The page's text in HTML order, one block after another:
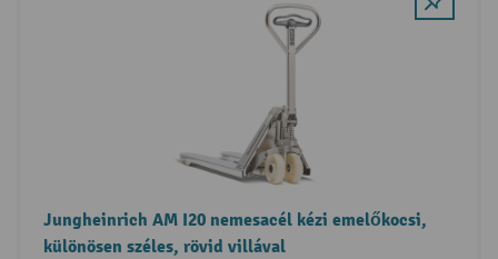
Jungheinrich AM I20 nemesacél kézi emelőkocsi,
különösen széles, rövid villával